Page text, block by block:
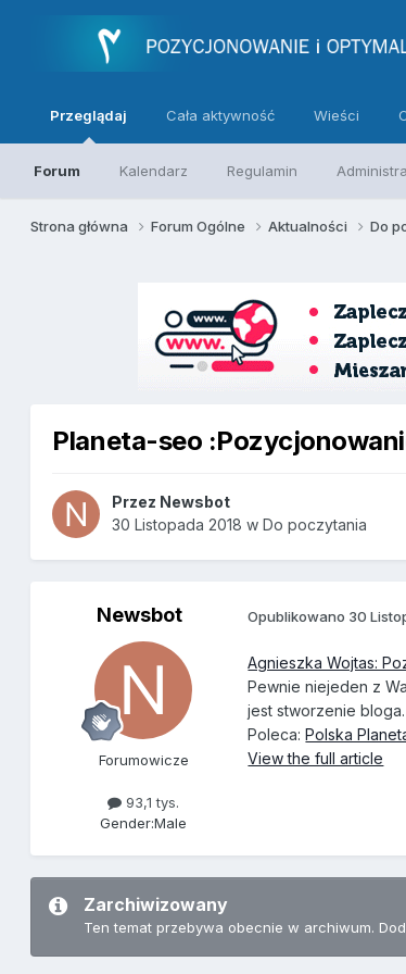
Przeglądaj
Forum Kalendarz Regulamin
Cała aktywność Wieści
Strona główna Forum Ogólne Aktualności Do
Planeta-seo
Przez Newsbot
30 Listopada 2018 wDo poczytania
Newsbot
Forumowicze
93,1 tys.
Gender:Male
Opublikowano 30
Agnieszka Wojtas:
Pewnie niejeden z
jest stworzenie
Poleca:Polska
View the full article
Zarchiwizowany
Ten temat przebywa obecnie w archiwum.